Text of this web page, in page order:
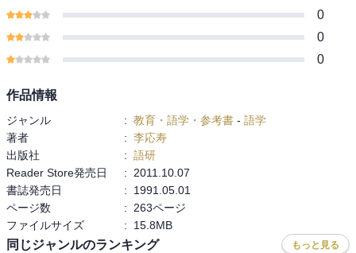
0
0
0
作品情報
ジャンル : 教育・語学・参考書 - 語学
著者
: 李応寿
出版社
: 語研
Reader Store発売日
:
2011.10.07
書誌発売日
:
1991.05.01
ページ数
:
263ページ
ファイルサイズ
: 15.8MB
同じジャンルのランキング もっと見る